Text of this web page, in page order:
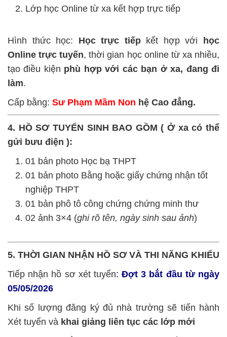
Lớp học Online từ xa kết hợp trực tiếp
Hình thức học: Học trực tiếpkết hợp với học
Online trực tuyến, thời gian học online từ xa nhiều,
tạo điều kiện phù hợp với các bạn ở xa, đang đi
làm.
Cấp bằng: Sư Phạm Mầm Non hệ Cao đẳng.
4. HỒ SƠ TUYỂN SINH BAO GỒM ( Ở xa có thể
gửi bưu điện ):
01 bản photo Học bạ THPT
01 bản photo Bằng hoặc giấy chứng nhận tốt
nghiệp THPT
01 bản phô tô công chứng chứng minh thư
02 ảnh 3×4 (ghi rõ tên, ngày sinh sau ảnh)
5. THỜI GIAN NHẬN HỒ SƠ VÀ THI NĂNG KHIẾU
Tiếp nhận hồ sơ xét tuyển:Đợt 3 bắt đầu từ ngày
05/05/2026
Khi số lượng đăng ký đủ nhà trường sẽ tiến hành
Xét tuyển và khai giảng liên tục các lớp mới